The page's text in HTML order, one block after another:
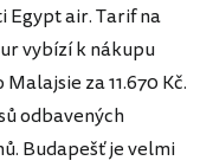
Egypt air. Tarif na
vybízí k nákupu
za 11.670 Kč.
odbavených
Budapešť je velmi